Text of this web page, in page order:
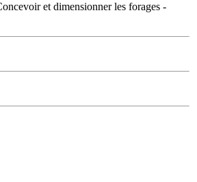
et dimensionner les forages -